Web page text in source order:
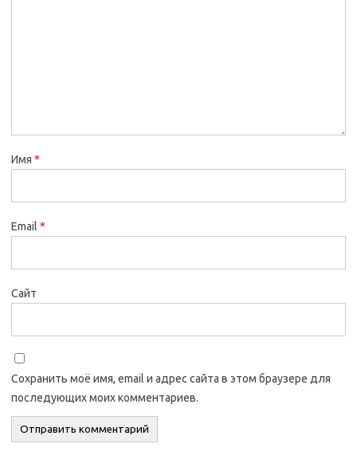
Имя *
Email *
Сайт
Сохранить моё имя, email и адрес сайта в этом браузере для
последующих моих комментариев.